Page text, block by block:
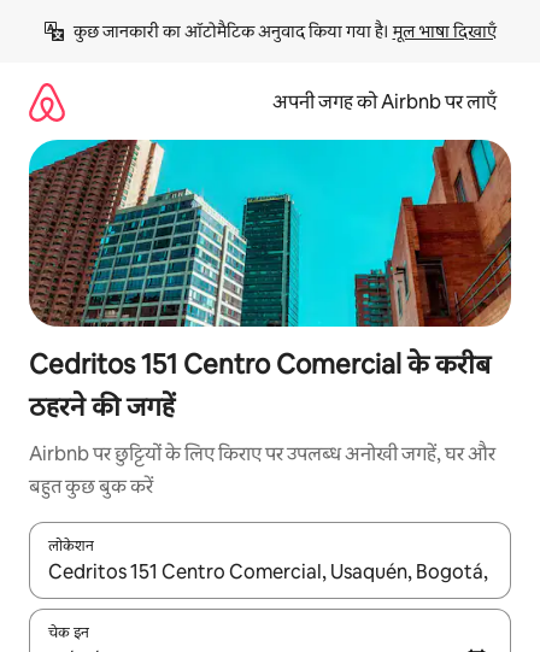
छोड़कर
कॉन्टेंट
कुछ जानकारी का ऑटोमैटिक अनुवाद किया गया है। मूल भाषा दिखाएँ
अपनी जगह को Airbnb पर लाएँ
Cedritos 151 Centro Comercial के करीब
ठहरने की जगहें
Airbnb पर छुट्टियों के लिए किराए पर उपलब्ध अनोखी जगहें, घर और
बहुत कुछ बुक करें
लोकेशन
नतीजों के उपलब्ध होने पर, अप और डाउन 'ऐरो की' का इस्तेमाल करके नेविगेट
चेक इन